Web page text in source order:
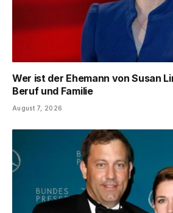
Wer ist der Ehemann von Susan
Beruf und Familie
August 7, 2026